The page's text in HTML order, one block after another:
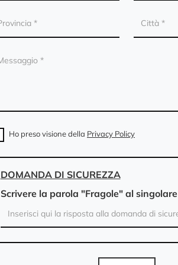
Ho preso visione della Privacy Policy
DOMANDA DI SICUREZZA
Scrivere la parola "Fragole" al singolare